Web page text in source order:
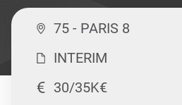
75 - PARIS 8
INTERIM
30/35K€